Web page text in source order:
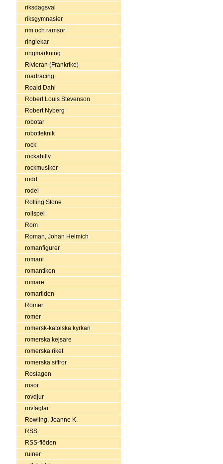
riksdagsval
riksgymnasier
rim och ramsor
ringlekar
ringmärkning
Rivieran (Frankrike)
roadracing
Roald Dahl
Robert Louis Stevenson
Robert Nyberg
robotar
robotteknik
rock
rockabilly
rockmusiker
rodd
rodel
Rolling Stone
rollspel
Rom
Roman, Johan Helmich
romanfigurer
romani
romantiken
romare
romartiden
Romer
romer
romersk-katolska kyrkan
romerska kejsare
romerska riket
romerska siffror
Roslagen
rosor
rovdjur
rovfåglar
Rowling, Joanne K.
RSS
RSS-flöden
ruiner